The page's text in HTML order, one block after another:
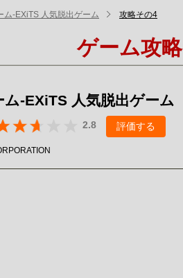
ム-EXiTS 人気脱出ゲーム 攻略その4
ゲーム攻略
ム-EXiTS 人気脱出ゲーム
2.8 評価する